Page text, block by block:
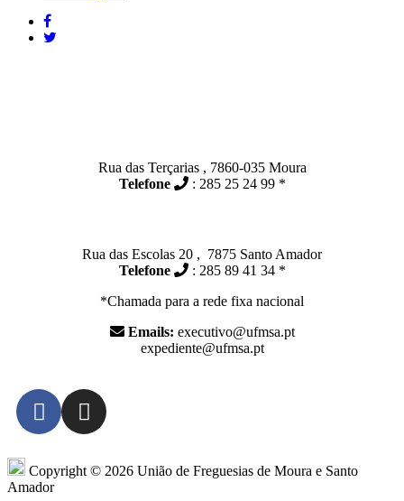
Rua das Terçarias , 7860-035 Moura
Telefone
: 285 25 24 99 *
Rua das Escolas 20 , 7875 Santo Amador
Telefone
: 285 89 41 34 *
*Chamada para a rede fixa nacional
Emails: executivo@ufmsa.pt
expediente@ufmsa.pt
Copyright © 2026 União de Freguesias de Moura e Santo
Amador